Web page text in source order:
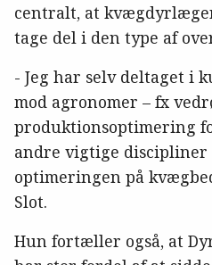
centralt, at
tage del i den type af
- Jeg har selv deltaget i
mod agronomer – fx
produktionsoptimering
andre vigtige discipliner
optimeringen på
Slot.
Hun fortæller også, at